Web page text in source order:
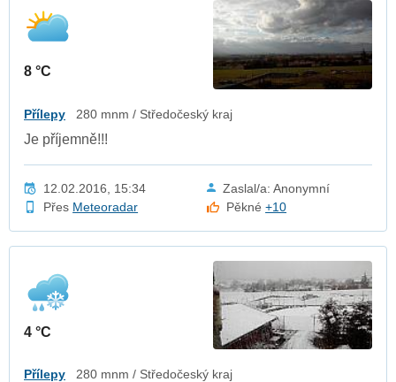
8 °C
Přílepy 280 mnm / Středočeský kraj
Je příjemně!!!
12.02.2016, 15:34
Zaslal/a: Anonymní
Přes Meteoradar Pěkné+10
4 °C
Přílepy 280 mnm / Středočeský kraj